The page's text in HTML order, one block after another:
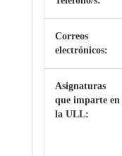
Correos
electrónicos:
Asignaturas
que imparte en
la ULL: